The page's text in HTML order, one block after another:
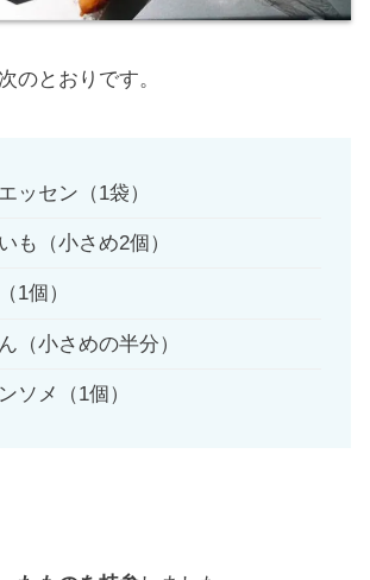
のとおりです。
ッセン（1袋）
も（小さめ2個）
1個）
（小さめの半分）
ソメ（1個）